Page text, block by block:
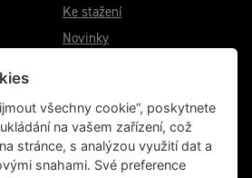
Ke stažení
Novinky
všechny cookie“, poskytnete
na vašem zařízení, což
stránce, s analýzou využití dat a
snahami. Své preference